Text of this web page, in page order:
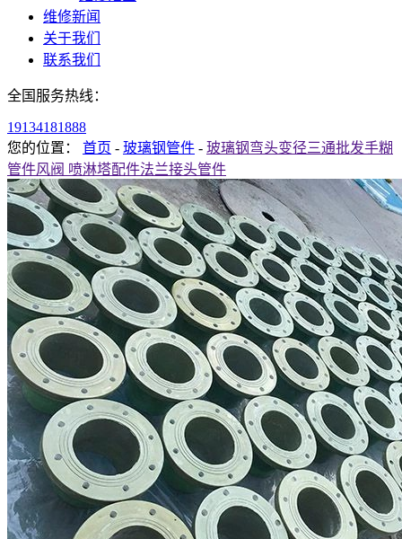
维修新闻
关于我们
联系我们
全国服务热线：
19134181888
您的位置： 首页 - 玻璃钢管件 - 玻璃钢弯头变径三通批发手糊
管件风阀 喷淋塔配件法兰接头管件